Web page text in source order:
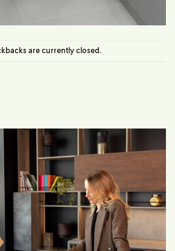
are currently closed.